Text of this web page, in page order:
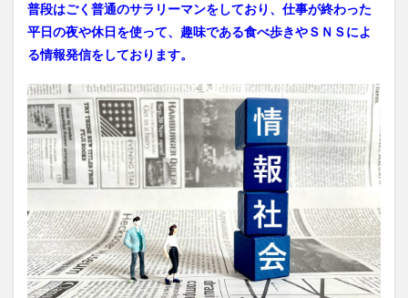
普段はごく普通のサラリーマンをしており、仕事が終わった
平日の夜や休日を使って、趣味である食べ歩きやＳＮＳによ
る情報発信をしております。